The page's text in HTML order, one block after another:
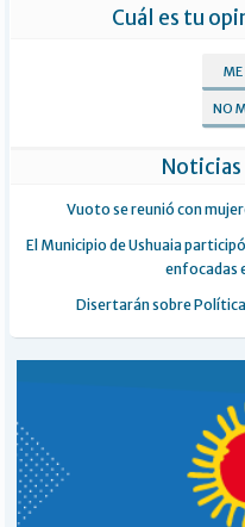
Cuál es tu
ME
NO
Noticias
Vuoto se reunió con
El Municipio de Ushuaia
enfocadas
Disertarán sobre